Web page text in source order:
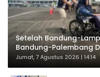
Setelah Bandung-
Bandung-Palembang
Penumpang
Jumat, 7 Agustus 2026 | 14:14